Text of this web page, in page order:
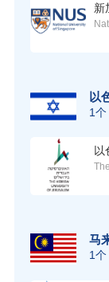
新
以
1个
以
马
1个